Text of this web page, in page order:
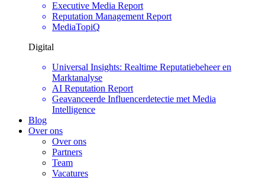
Executive Media Report
Reputation Management Report
MediaTopiQ
Digital
Universal Insights: Realtime Reputatiebeheer en
Marktanalyse
AI Reputation Report
Geavanceerde Influencerdetectie met Media
Intelligence
Blog
Over ons
Over ons
Partners
Team
Vacatures